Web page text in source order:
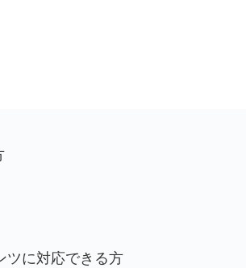
ツに対応できる方